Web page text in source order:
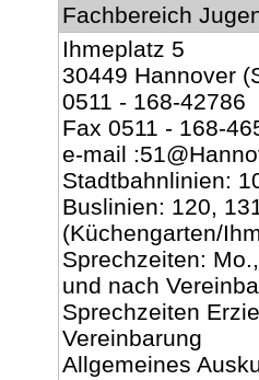
Fachbereich
Ihmeplatz 5
30449 Hannover
0511 - 168-42786
Fax 0511 - 168-
e-mail
Stadtbahnlinien:
Buslinien: 120,
(Küchengarten/
Sprechzeiten:
und nach
Sprechzeiten
Vereinbarung
Allgemeines